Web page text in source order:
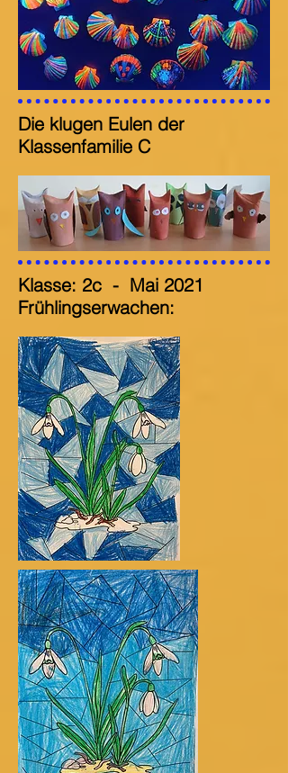
Die klugen Eulen der
Klassenfamilie C
Klasse: 2c - Mai 2021
Frühlingserwachen: